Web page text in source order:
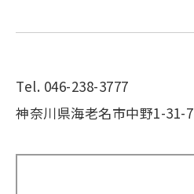
Tel. 046-238-3777
神奈川県海老名市中野1-31-7